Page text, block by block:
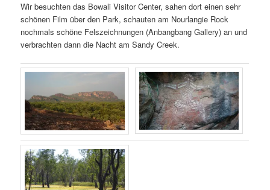
Wir besuchten das Bowali Visitor Center, sahen dort einen sehr
schönen Film über den Park, schauten am Nourlangie Rock
nochmals schöne Felszeichnungen (Anbangbang Gallery) an und
verbrachten dann die Nacht am Sandy Creek.